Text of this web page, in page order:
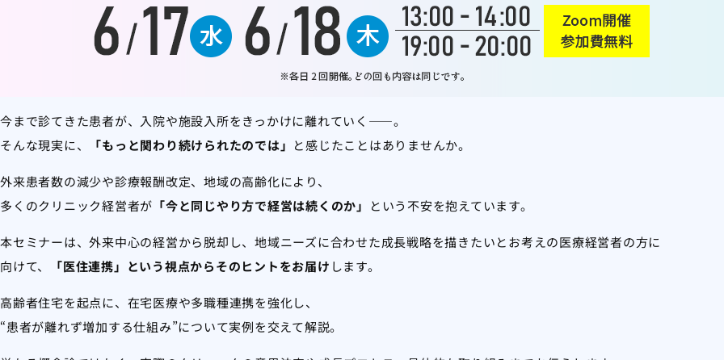
今まで診てきた患者が、入院や施設入所をきっかけに離れていく――。
そんな現実に、
「もっと関わり続けられたのでは」 と感じたことはありませんか。
外来患者数の減少や診療報酬改定、地域の高齢化により、
多くのクリニック経営者が 「今と同じやり方で経営は続くのか」 という不安を抱えています。
本セミナーは、外来中心の経営から脱却し、地域ニーズに合わせた成長戦略を描きたいとお考えの医療経営者の方に
向けて、
「医住連携」という視点からそのヒントをお届け します。
高齢者住宅を起点に、在宅医療や多職種連携を強化し、
“患者が離れず増加する仕組み”について実例を交えて解説。